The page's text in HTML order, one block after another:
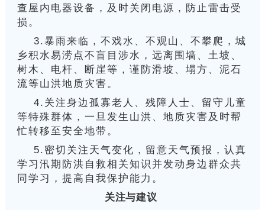
查屋内电器设备，及时关闭电源，防止雷击受
损。
3.暴雨来临，不戏水、不观山、不攀爬，城
乡积水易涝点不盲目涉水，远离围墙、土坡、
树木、电杆、断崖等，谨防滑坡、塌方、泥石
流等山洪地质灾害。
4.关注身边孤寡老人、残障人士、留守儿童
等特殊群体，一旦发生山洪、地质灾害及时帮
忙转移至安全地带。
5.密切关注天气变化，留意天气预报，认真
学习汛期防洪自救相关知识并发动身边群众共
同学习，提高自我保护能力。
关注与建议